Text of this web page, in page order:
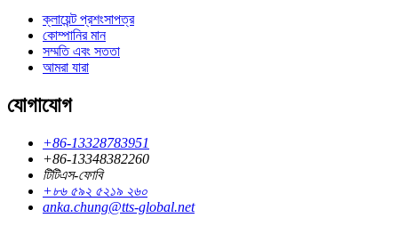
ক্লায়েন্ট প্রশংসাপত্র
কোম্পানির মান
সম্মতি এবং সততা
আমরা যারা
যোগাযোগ
+86-13328783951
+86-13348382260
টিটিএস-ফোবি
+৮৬ ৫৯২ ৫২১৯ ২৬০
anka.chung@tts-global.net